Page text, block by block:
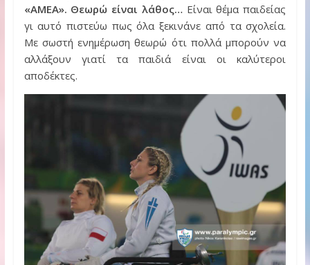
«ΑΜΕΑ». Θεωρώ είναι λάθος…Είναι θέμα παιδείας
γι αυτό πιστεύω πως όλα ξεκινάνε από τα σχολεία.
Με σωστή ενημέρωση θεωρώ ότι πολλά μπορούν να
αλλάξουν γιατί τα παιδιά είναι οι καλύτεροι
αποδέκτες.